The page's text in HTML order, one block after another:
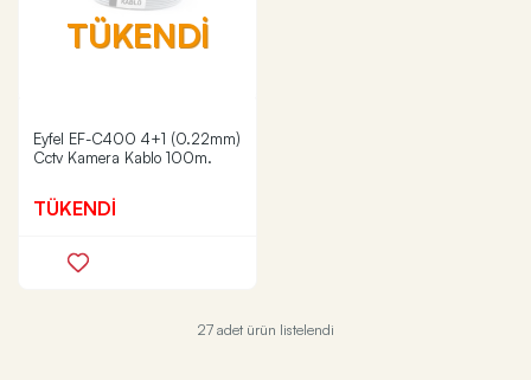
TÜKENDİ
Eyfel EF-C400 4+1 (0.22mm)
Cctv Kamera Kablo 100m.
TÜKENDİ
27 adet ürün listelendi